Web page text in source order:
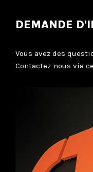
DEMANDE
Vous avez des
Contactez-nous via